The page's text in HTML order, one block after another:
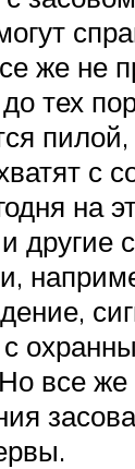
же не
тех
с
на
другие
все